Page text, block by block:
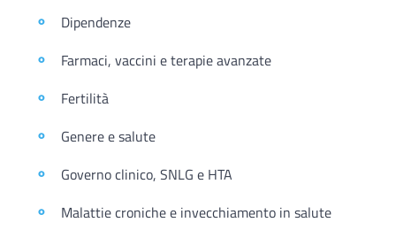
Dipendenze
Farmaci, vaccini e terapie avanzate
Fertilità
Genere e salute
Governo clinico, SNLG e HTA
Malattie croniche e invecchiamento in salute